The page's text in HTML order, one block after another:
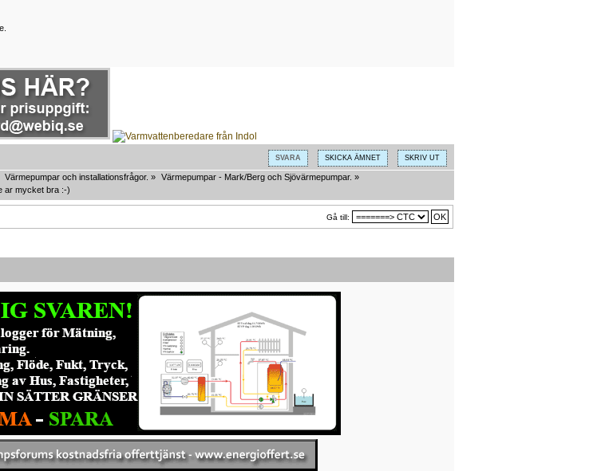
SVARA SKICKA ÄMNET SKRIV UT
Värmepumpar och installationsfrågor. » Värmepumpar - Mark/Berg och Sjövärmepumpar. »
ar mycket bra :-)
Gå till: